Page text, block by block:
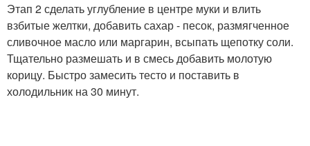
Этап 2 сделать углубление в центре муки и влить
взбитые желтки, добавить сахар - песок, размягченное
сливочное масло или маргарин, всыпать щепотку соли.
Тщательно размешать и в смесь добавить молотую
корицу. Быстро замесить тесто и поставить в
холодильник на 30 минут.